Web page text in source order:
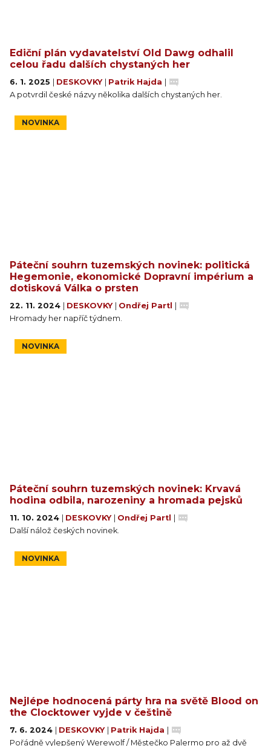
Ediční plán vydavatelství Old Dawg odhalil
celou řadu dalších chystaných her
6. 1. 2025 DESKOVKY Patrik Hajda
A potvrdil české názvy několika dalších chystaných her.
NOVINKA
Páteční souhrn tuzemských novinek: politická
Hegemonie, ekonomické Dopravní impérium a
dotisková Válka o prsten
22. 11. 2024 DESKOVKY Ondřej Partl
Hromady her napříč týdnem.
NOVINKA
Páteční souhrn tuzemských novinek: Krvavá
hodina odbila, narozeniny a hromada pejsků
11. 10. 2024 DESKOVKY Ondřej Partl
Další nálož českých novinek.
NOVINKA
Nejlépe hodnocená párty hra na světě Blood on
the Clocktower vyjde v češtině
7. 6. 2024 DESKOVKY Patrik Hajda
Pořádně vylepšený Werewolf / Městečko Palermo pro až dvě